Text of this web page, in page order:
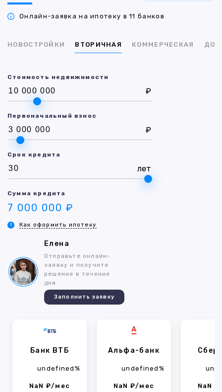
Онлайн-заявка на ипотеку в 11 банков
НОВОСТРОЙКИ ВТОРИЧНАЯ КОММЕРЧЕСКАЯ ДОМ
Стоимость недвижимости
₽
Первоначальный взнос
₽
Срок кредита
лет
Сумма кредита
7 000 000 ₽
Как оформить ипотеку
Елена
Отправьте онлайн-
заявку и получите
решение в течение
дня
Заполнить заявку
Банк ВТБ
undefined%
NaN ₽/мес
Альфа-банк
undefined%
NaN ₽/мес NaN